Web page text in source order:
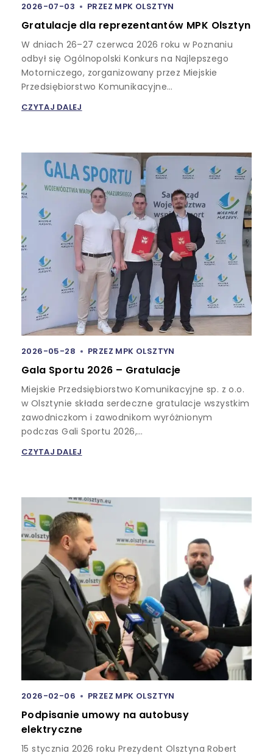
2026-07-03 PRZEZ MPK OLSZTYN
Gratulacje dla reprezentantów MPK Olsztyn
W dniach 26–27 czerwca 2026 roku w Poznaniu
odbył się Ogólnopolski Konkurs na Najlepszego
Motorniczego, zorganizowany przez Miejskie
Przedsiębiorstwo Komunikacyjne…
CZYTAJ DALEJ
2026-05-28 PRZEZ MPK OLSZTYN
Gala Sportu 2026 – Gratulacje
Miejskie Przedsiębiorstwo Komunikacyjne sp. z o.o.
w Olsztynie składa serdeczne gratulacje wszystkim
zawodniczkom i zawodnikom wyróżnionym
podczas Gali Sportu 2026,…
CZYTAJ DALEJ
2026-02-06 PRZEZ MPK OLSZTYN
Podpisanie umowy na autobusy
elektryczne
15 stycznia 2026 roku Prezydent Olsztyna Robert